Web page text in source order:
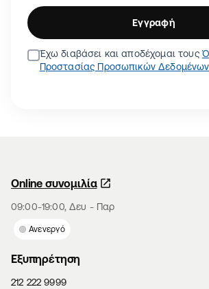
Εγγραφή
Έχω διαβάσει και αποδέχομαι τους
Προστασίας Προσωπικών Δεδομένων
Online συνομιλία
09:00-19:00, Δευ - Παρ
Ανενεργό
Εξυπηρέτηση
212 222 9999